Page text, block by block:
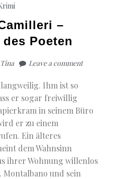
–
Poeten
Tina Leave a comment
Ihm ist so
er sogar freiwillig
in seinem Büro
er zu einem
Ein älteres
dem Wahnsinn
ihrer Wohnung willenlos
Montalbano und sein